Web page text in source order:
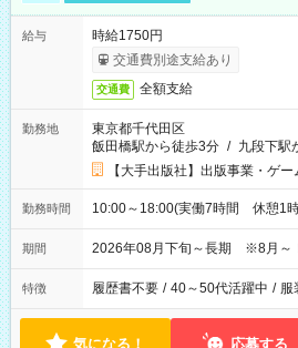
給与
時給1750円
交通費別途支給あり
交通費 全額支給
勤務地
東京都千代田区
飯田橋駅から徒歩3分 / 九段下駅
【大手出版社】出版事業・ゲ
勤務時間 10:00～18:00(実働7時間 休憩1
期間 2026年08月下旬～長期 ※8月～
特徴 履歴書不要 / 40～50代活躍中 / 服
気になる！ 応募する